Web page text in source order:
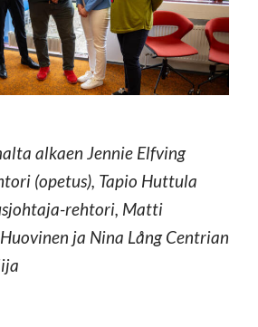
alkaen Jennie Elfving
(opetus), Tapio Huttula
rehtori, Matti
ja Nina Lång Centrian